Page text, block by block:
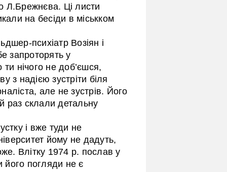
Ці листи
на бесіди в міськком
психіатр Возіян і
запроторять у
нічого не доб’єшся,
з надією зустріти біля
але не зустрів. Його
раз склали детальну
і вже туди не
йому не дадуть,
Влітку 1974 р. послав у
його погляди не є